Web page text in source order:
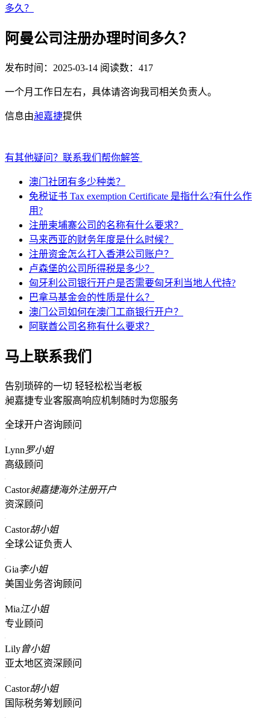
多久？
阿曼公司注册办理时间多久？
发布时间：2025-03-14 阅读数：417
一个月工作日左右，具体请咨询我司相关负责人。
信息由昶嘉捷提供
有其他疑问？联系我们帮你解答
澳门社团有多少种类？
免税证书 Tax exemption Certificate 是指什么?有什么作
用?
注册柬埔寨公司的名称有什么要求？
马来西亚的财务年度是什么时候？
注册资金怎么打入香港公司账户？
卢森堡的公司所得税是多少？
匈牙利公司银行开户是否需要匈牙利当地人代持?
巴拿马基金会的性质是什么？
澳门公司如何在澳门工商银行开户？
阿联酋公司名称有什么要求？
马上联系我们
告别琐碎的一切 轻轻松松当老板
昶嘉捷专业客服高响应机制随时为您服务
全球开户咨询顾问
Lynn罗小姐
高级顾问
Castor昶嘉捷海外注册开户
资深顾问
Castor胡小姐
全球公证负责人
Gia李小姐
美国业务咨询顾问
Mia江小姐
专业顾问
Lily曾小姐
亚太地区资深顾问
Castor胡小姐
国际税务筹划顾问